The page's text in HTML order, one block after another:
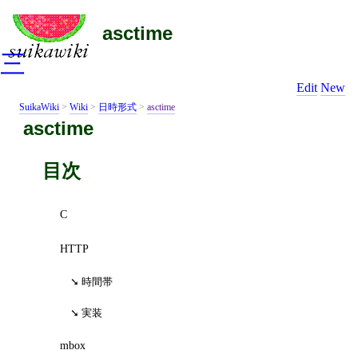
asctime
Edit New
SuikaWiki > Wiki > 日時形式 > asctime
asctime
目次
C
HTTP
時間帯
実装
mbox
三